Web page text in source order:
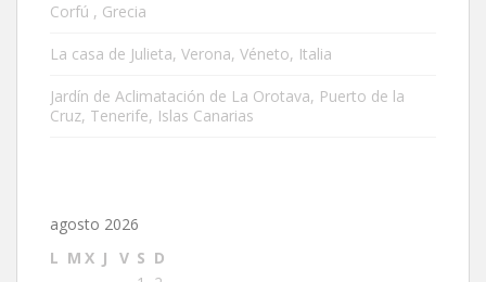
Corfú , Grecia
La casa de Julieta, Verona, Véneto, Italia
Jardín de Aclimatación de La Orotava, Puerto de la
Cruz, Tenerife, Islas Canarias
agosto 2026
L M X J V S D